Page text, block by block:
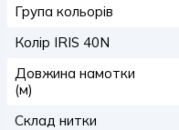
Група кольорів
Колір IRIS 40N
Довжина намотки
(м)
Склад нитки